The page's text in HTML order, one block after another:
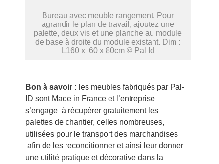
Bureau avec meuble rangement. Pour
agrandir le plan de travail, ajoutez une
palette, deux vis et une planche au module
de base à droite du module existant. Dim :
L160 x l60 x 80cm © Pal Id
Bon à savoir : les meubles fabriqués par Pal-
ID sont Made in France et l’entreprise
s’engage à récupérer gratuitement les
palettes de chantier, celles nombreuses,
utilisées pour le transport des marchandises
afin de les reconditionner et ainsi leur donner
une utilité pratique et décorative dans la